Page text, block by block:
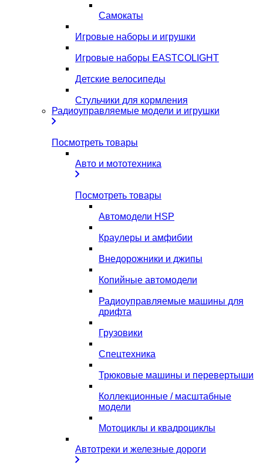
Самокаты
Игровые наборы и игрушки
Игровые наборы EASTCOLIGHT
Детские велосипеды
Стульчики для кормления
Радиоуправляемые модели и игрушки
Посмотреть товары
Авто и мототехника
Посмотреть товары
Автомодели HSP
Краулеры и амфибии
Внедорожники и джипы
Копийные автомодели
Радиоуправляемые машины для
дрифта
Грузовики
Спецтехника
Трюковые машины и перевертыши
Коллекционные / масштабные
модели
Мотоциклы и квадроциклы
Автотреки и железные дороги